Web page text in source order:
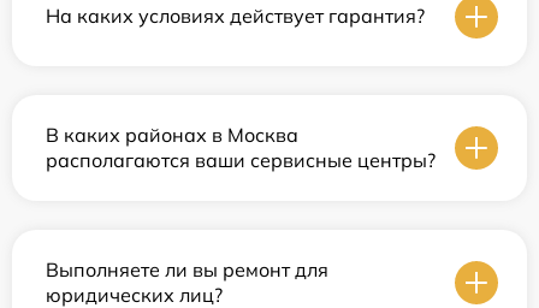
На каких условиях действует гарантия?
В каких районах в Москва
располагаются ваши сервисные центры?
Выполняете ли вы ремонт для
юридических лиц?